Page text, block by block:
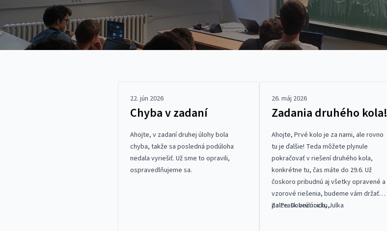
22. jún 2026
Chyba v zadaní
Ahojte, v zadanídruhej úlohybola
chyba, takže sa posledná podúloha
nedala vyriešiť. Už sme to opravili,
ospravedlňujeme sa.
26. máj 2026
Zadania druhého kola!
Ahojte, Prvé kolo je za nami, ale rovno
tu je ďalšie! Teda môžete plynule
pokračovať v riešení druhého kola,
konkrétne tu, čas máte do 29.6. Už
čoskoro pribudnú aj všetky opravené a
vzorové riešenia, budeme vám držať
palce. Dobrú nocku,
Za Prask vedúcich, Julka